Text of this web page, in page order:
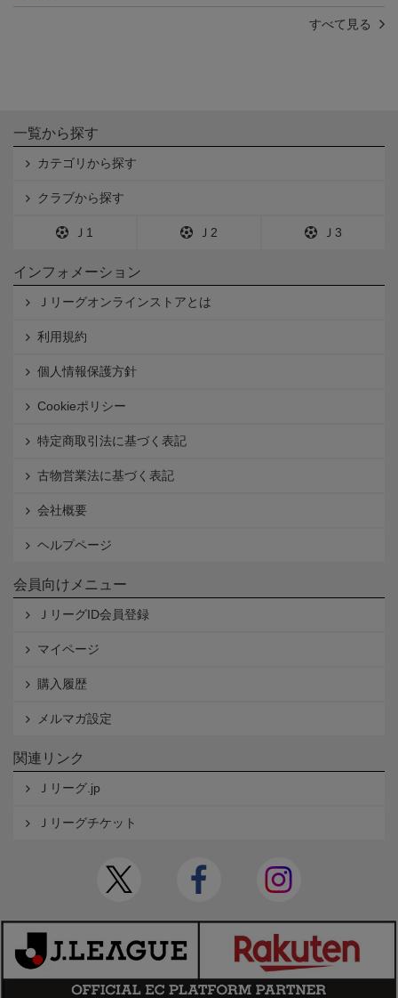
すべて見る
一覧から探す
カテゴリから探す
クラブから探す
Ｊ1 Ｊ2 Ｊ3
インフォメーション
Ｊリーグオンラインストアとは
利用規約
個人情報保護方針
Cookieポリシー
特定商取引法に基づく表記
古物営業法に基づく表記
会社概要
ヘルプページ
会員向けメニュー
ＪリーグID会員登録
マイページ
購入履歴
メルマガ設定
関連リンク
Ｊリーグ.jp
Ｊリーグチケット